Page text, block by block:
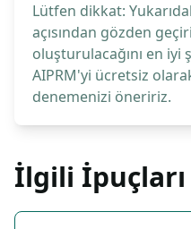
Lütfen dikkat:
açısından gözden
oluşturulacağını en iyi
AIPRM'yi ücretsiz
denemenizi öneririz.
İlgili İpuçları